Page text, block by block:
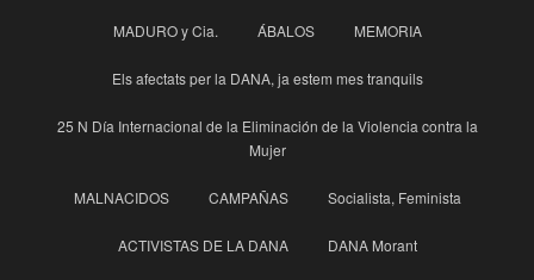
MADURO y Cia. ÁBALOS MEMORIA
Els afectats per la DANA, ja estem mes tranquils
25 N Día Internacional de la Eliminación de la Violencia contra la
Mujer
MALNACIDOS CAMPAÑAS Socialista, Feminista
ACTIVISTAS DE LA DANA DANA Morant